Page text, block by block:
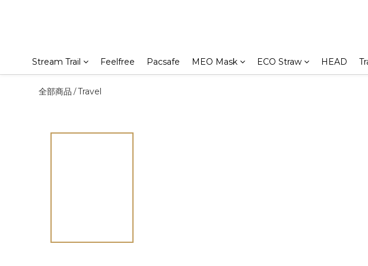
Stream Trail Feelfree Pacsafe MEO Mask ECO Straw HEAD
全部商品 /Travel